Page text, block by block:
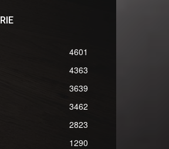
4601
4363
3639
3462
2823
1290